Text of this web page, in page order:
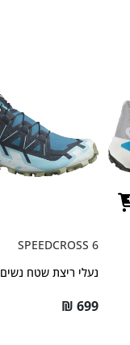
SPEEDCROSS 6
נעלי ריצת שטח נשים
₪ 699